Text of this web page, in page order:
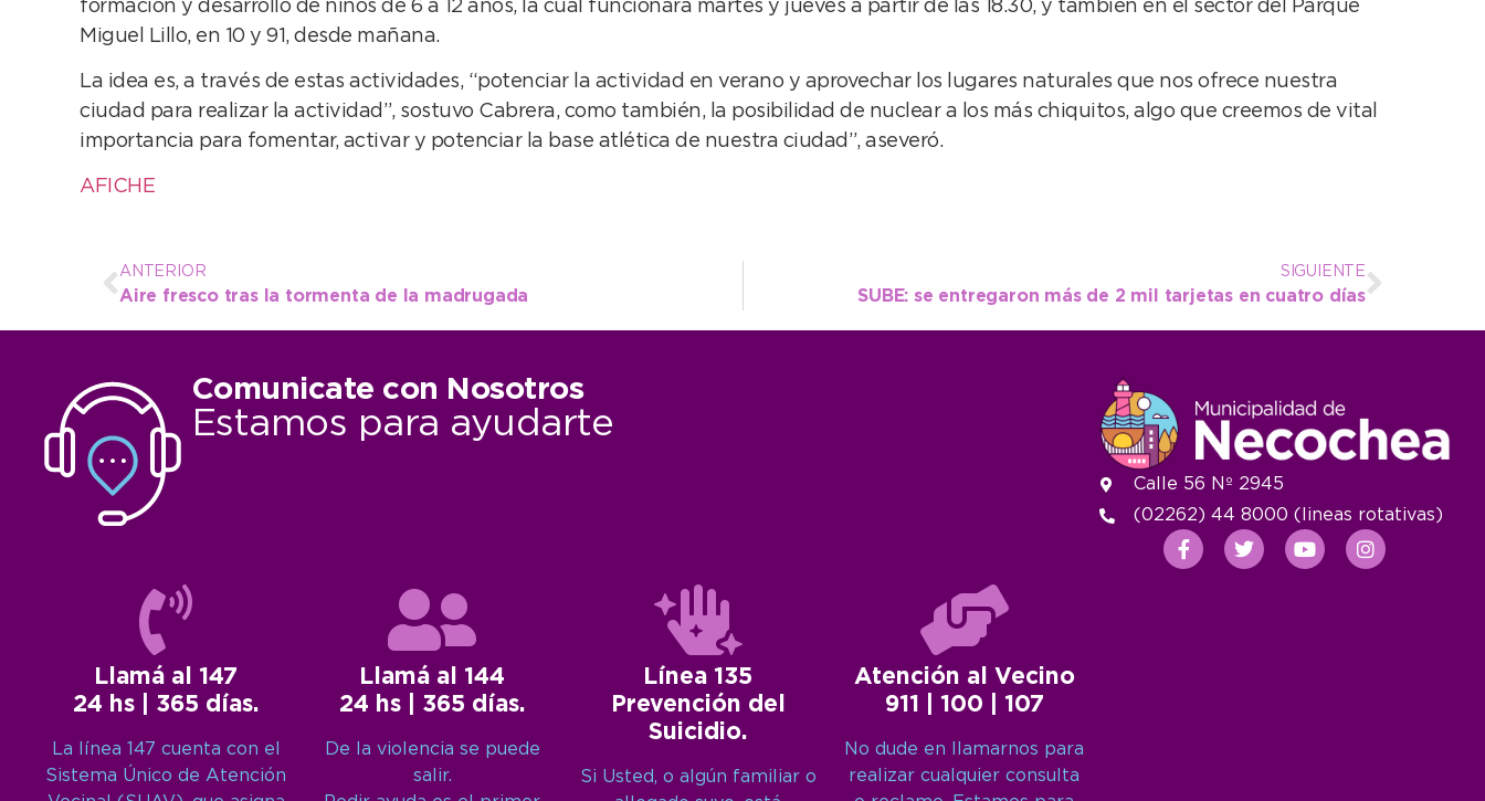
formación y desarrollo de niños de 6 a 12 años, la cual funcionará martes y jueves a partir de las 18.30, y también en el sector del Parque
Miguel Lillo, en 10 y 91, desde mañana.
La idea es, a través de estas actividades, “potenciar la actividad en verano y aprovechar los lugares naturales que nos ofrece nuestra
ciudad para realizar la actividad”, sostuvo Cabrera, como también, la posibilidad de nuclear a los más chiquitos, algo que creemos de vital
importancia para fomentar, activar y potenciar la base atlética de nuestra ciudad”, aseveró.
AFICHE
ANTERIOR
Aire fresco tras la tormenta de la madrugada
SIGUIENTE
SUBE: se entregaron más de 2 mil tarjetas en cuatro días
Comunicate con Nosotros
Estamos para ayudarte
Llamá al 147
24 hs | 365 días.
La línea 147 cuenta con el
Sistema Único de Atención
Llamá al 144
24 hs | 365 días.
De la violencia se puede
salir.
Línea 135
Prevención del
Suicidio.
Si Usted, o algún familiar o
Atención al Vecino
911 | 100 | 107
No dude en llamarnos para
realizar cualquier consulta
Calle 56 Nº 2945
(02262) 44 8000 (lineas rotativas)